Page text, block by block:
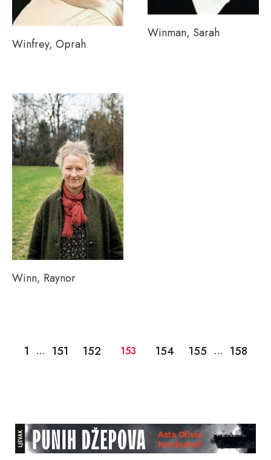
Winfrey, Oprah
Winman, Sarah
Winn, Raynor
1 … 151 152 153 154 155 … 158